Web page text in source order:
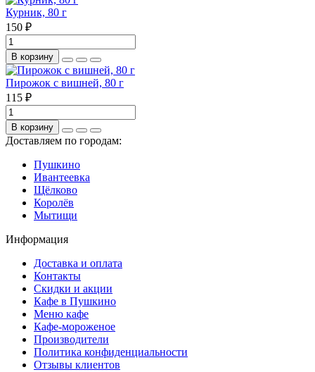
Курник, 80 г
150 ₽
В корзину
Пирожок с вишней, 80 г
115 ₽
В корзину
Доставляем по городам:
Пушкино
Ивантеевка
Щёлково
Королёв
Мытищи
Информация
Доставка и оплата
Контакты
Скидки и акции
Кафе в Пушкино
Меню кафе
Кафе-мороженое
Производители
Политика конфиденциальности
Отзывы клиентов